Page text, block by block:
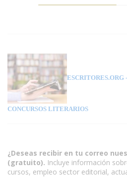
ESCRITORES.ORG
CONCURSOS LITERARIOS
¿Deseas recibir en tu correo
(gratuito). Incluye información
cursos, empleo sector editorial,